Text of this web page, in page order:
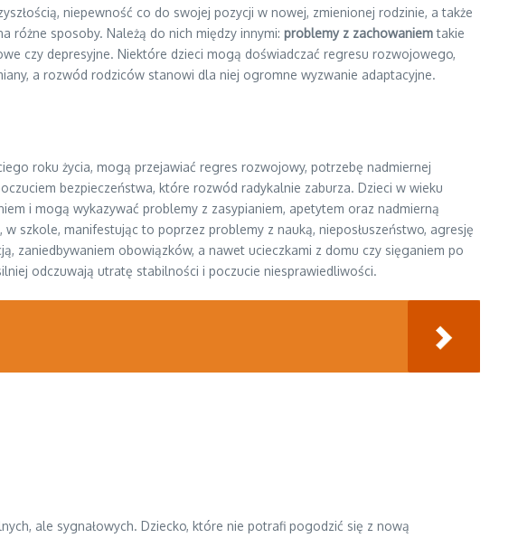
niepewność co do swojej pozycji w nowej, zmienionej rodzinie, a także
różne sposoby. Należą do nich między innymi: problemy z zachowaniemtakie
czy depresyjne. Niektóre dzieci mogą doświadczać regresu rozwojowego,
a rozwód rodziców stanowi dla niej ogromne wyzwanie adaptacyjne.
roku życia, mogą przejawiać regres rozwojowy, potrzebę nadmiernej
bezpieczeństwa, które rozwód radykalnie zaburza. Dzieci w wieku
i mogą wykazywać problemy z zasypianiem, apetytem oraz nadmierną
szkole, manifestując to poprzez problemy z nauką, nieposłuszeństwo, agresję
zaniedbywaniem obowiązków, a nawet ucieczkami z domu czy sięganiem po
odczuwają utratę stabilności i poczucie niesprawiedliwości.
ale sygnałowych. Dziecko, które nie potrafi pogodzić się z nową